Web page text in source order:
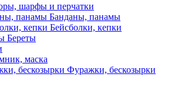
шарфы и перчатки
Банданы, панамы
Бейсболки, кепки
Береты
маска
Фуражки, бескозырки